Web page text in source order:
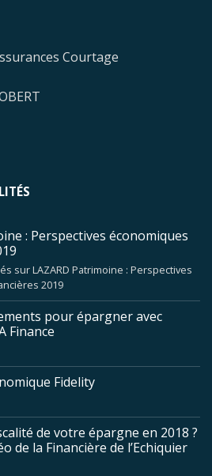
Courtage
: Perspectives économiques
sur LAZARD Patrimoine : Perspectives
2019
pour épargner avec
Finance
Fidelity
de votre épargne en 2018 ?
de la Financière de l’Echiquier